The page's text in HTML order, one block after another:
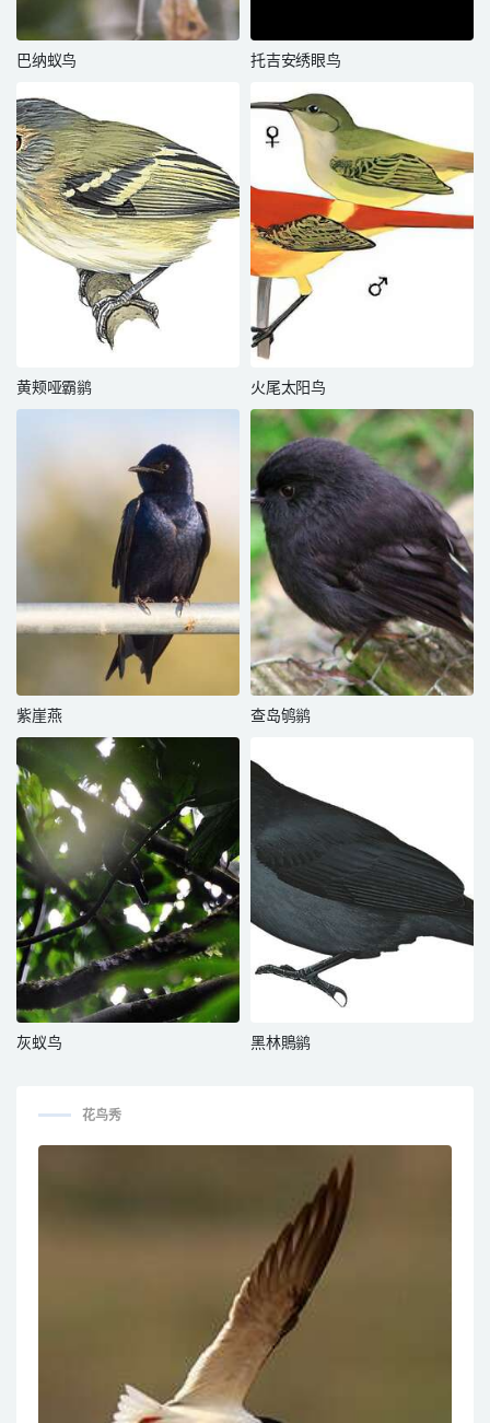
巴纳蚁鸟 托吉安绣眼鸟
黄颊哑霸鹟 火尾太阳鸟
紫崖燕 查岛鸲鹟
灰蚁鸟 黑林鵙鹟
花鸟秀